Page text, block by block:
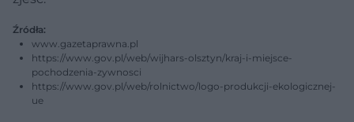
Źródła:
www.gazetaprawna.pl
https://www.gov.pl/web/wijhars-olsztyn/kraj-i-miejsce-
pochodzenia-zywnosci
https://www.gov.pl/web/rolnictwo/logo-produkcji-ekologicznej-
ue